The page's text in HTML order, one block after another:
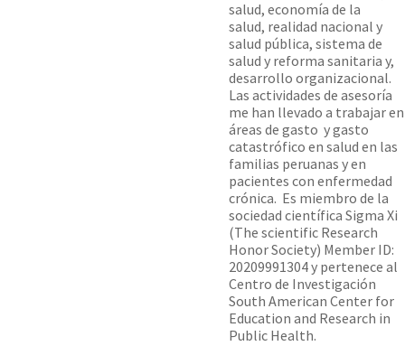
salud, economía de la
salud, realidad nacional y
salud pública, sistema de
salud y reforma sanitaria y,
desarrollo organizacional.
Las actividades de asesoría
me han llevado a trabajar en
áreas de gasto y gasto
catastrófico en salud en las
familias peruanas y en
pacientes con enfermedad
crónica. Es miembro de la
sociedad científica Sigma Xi
(The scientific Research
Honor Society) Member ID:
20209991304 y pertenece al
Centro de Investigación
South American Center for
Education and Research in
Public Health.